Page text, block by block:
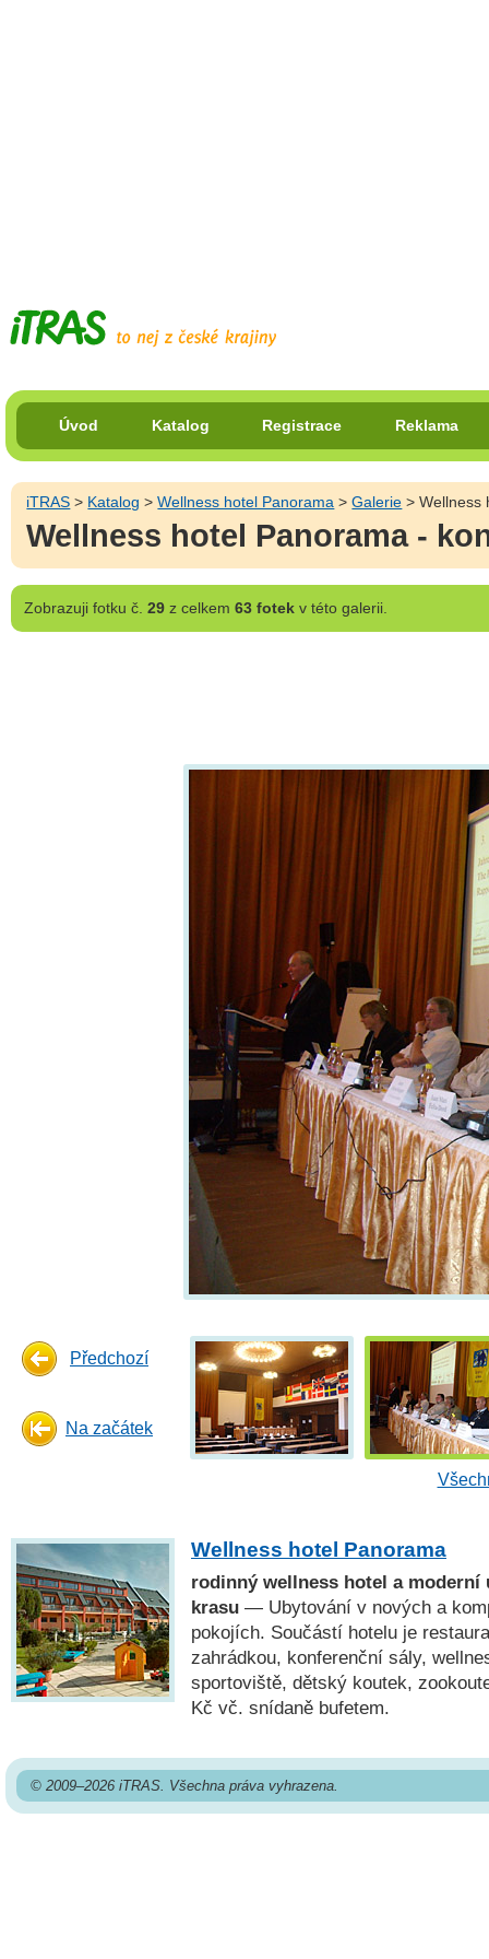
Úvod Katalog Registrace Reklama
iTRAS > Katalog >Wellness hotel Panorama >Galerie > Wellness
Wellness hotel Panorama -
Zobrazujifotku č. 29z celkem 63 fotekv této galerii.
Předchozí
Na začátek
Wellness hotel Panorama
rodinný wellness hotel a moderní
krasu — Ubytování v nových a
pokojích. Součástí hotelu je
zahrádkou, konferenční sály,
sportoviště, dětský koutek,
Kč vč. snídaně bufetem.
© 2009–2026 iTRAS. Všechna práva vyhrazena.